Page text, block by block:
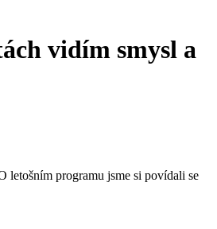
vidím smysl a
letošním programu jsme si povídali se